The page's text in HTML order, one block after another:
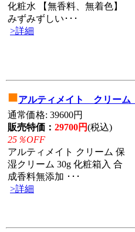
化粧水 【無香料、無着色】
みずみずしい･･･
>詳細
■アルティメイト クリーム
通常価格: 39600円
販売特価： 29700円(税込)
25％OFF
アルティメイト クリーム 保
湿クリーム 30g 化粧箱入 合
成香料無添加 ･･･
>詳細